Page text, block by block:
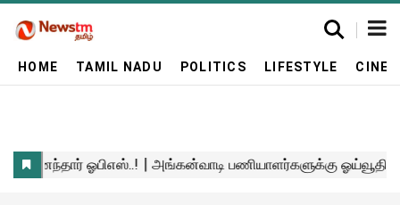
HOME TAMIL NADU POLITICS LIFESTYLE